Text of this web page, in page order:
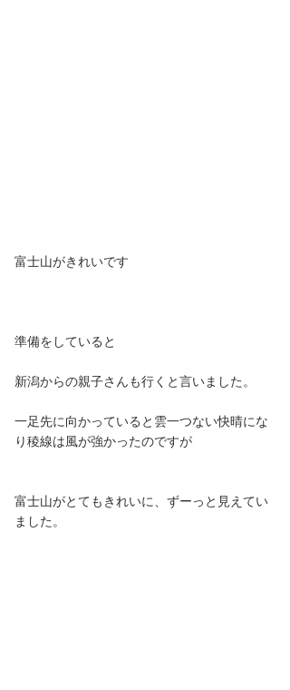
富士山がきれいです
準備をしていると
新潟からの親子さんも行くと言いました。
一足先に向かっていると雲一つない快晴にな
り稜線は風が強かったのですが
富士山がとてもきれいに、ずーっと見えてい
ました。